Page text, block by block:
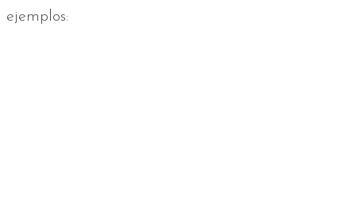
ejemplos: